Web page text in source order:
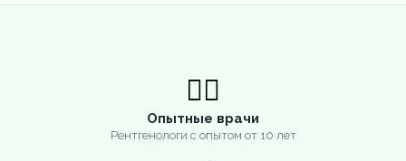
👨‍⚕️
Опытные врачи
Рентгенологи с опытом от 10 лет